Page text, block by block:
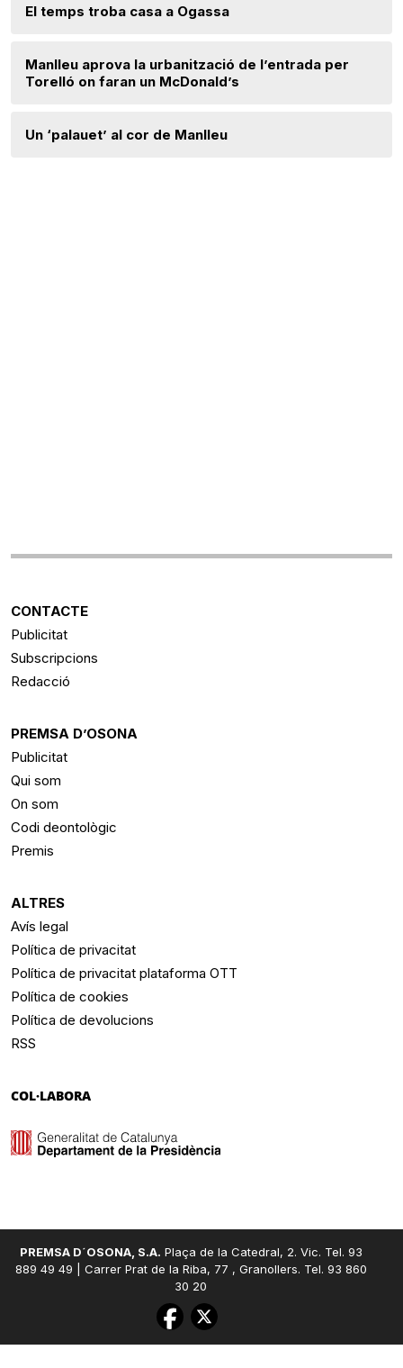
El temps troba casa a Ogassa
Manlleu aprova la urbanització de l’entrada per
Torelló on faran un McDonald’s
Un ‘palauet’ al cor de Manlleu
CONTACTE
Publicitat
Subscripcions
Redacció
PREMSA D’OSONA
Publicitat
Qui som
On som
Codi deontològic
Premis
ALTRES
Avís legal
Política de privacitat
Política de privacitat plataforma OTT
Política de cookies
Política de devolucions
RSS
COL·LABORA
PREMSA D´OSONA, S.A. Plaça de la Catedral, 2. Vic. Tel. 93
889 49 49 | Carrer Prat de la Riba, 77 , Granollers. Tel. 93 860
30 20